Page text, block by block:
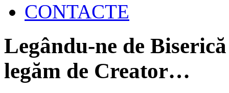
CONTACTE
Legându-ne de
legăm de Creator…